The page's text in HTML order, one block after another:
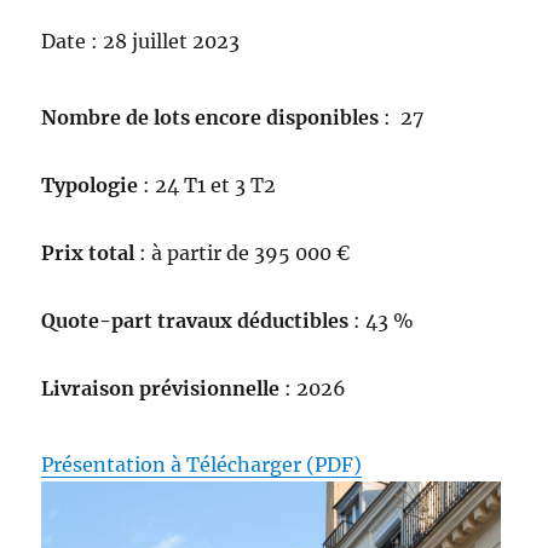
Date : 28 juillet 2023
Nombre de lots encore disponibles : 27
Typologie : 24 T1 et 3 T2
Prix total : à partir de 395 000 €
Quote-part travaux déductibles : 43 %
Livraison prévisionnelle : 2026
Présentation à Télécharger (PDF)